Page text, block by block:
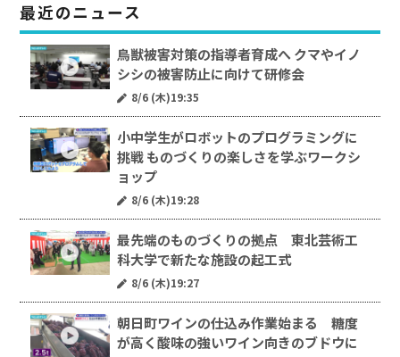
最近のニュース
鳥獣被害対策の指導者育成へ クマやイノ
シシの被害防止に向けて研修会
8/6 (木)19:35
小中学生がロボットのプログラミングに
挑戦 ものづくりの楽しさを学ぶワークシ
ョップ
8/6 (木)19:28
最先端のものづくりの拠点 東北芸術工
科大学で新たな施設の起工式
8/6 (木)19:27
朝日町ワインの仕込み作業始まる 糖度
が高く酸味の強いワイン向きのブドウに